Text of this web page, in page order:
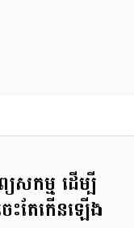
សកម្ម ដើម្បី
តែកើនឡើង